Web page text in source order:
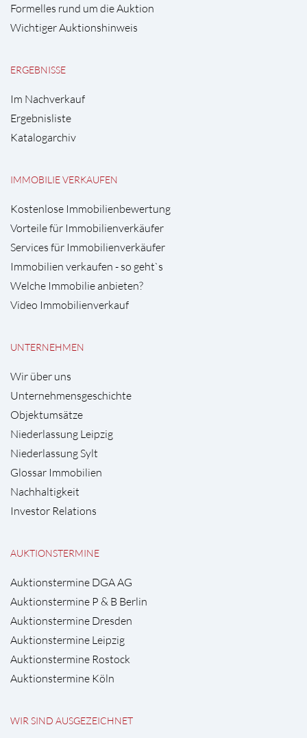
Formelles rund um die Auktion
Wichtiger Auktionshinweis
ERGEBNISSE
Im Nachverkauf
Ergebnisliste
Katalogarchiv
IMMOBILIE VERKAUFEN
Kostenlose Immobilienbewertung
Vorteile für Immobilienverkäufer
Services für Immobilienverkäufer
Immobilien verkaufen - so geht`s
Welche Immobilie anbieten?
Video Immobilienverkauf
UNTERNEHMEN
Wir über uns
Unternehmensgeschichte
Objektumsätze
Niederlassung Leipzig
Niederlassung Sylt
Glossar Immobilien
Nachhaltigkeit
Investor Relations
AUKTIONSTERMINE
Auktionstermine DGA AG
Auktionstermine P & B Berlin
Auktionstermine Dresden
Auktionstermine Leipzig
Auktionstermine Rostock
Auktionstermine Köln
WIR SIND AUSGEZEICHNET